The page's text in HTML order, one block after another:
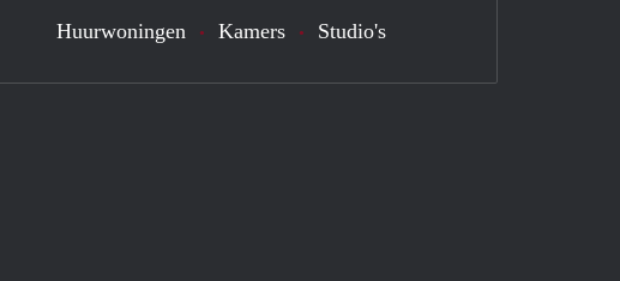
Huurwoningen Kamers Studio's